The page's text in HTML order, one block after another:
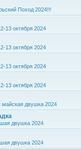
Поход 2024!!!
13 октября 2024
13 октября 2024
13 октября 2024
13 октября 2024
майская двушка 2024
двушка 2024
двушка 2024